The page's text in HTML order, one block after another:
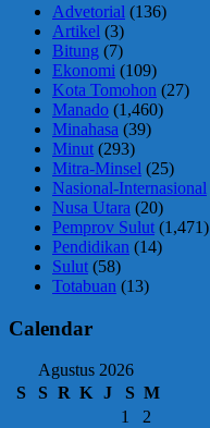
Advetorial (136)
Artikel (3)
Bitung (7)
Ekonomi (109)
Kota Tomohon (27)
Manado (1,460)
Minahasa (39)
Minut (293)
Mitra-Minsel (25)
Nasional-Internasional
Nusa Utara (20)
Pemprov Sulut (1,471)
Pendidikan (14)
Sulut (58)
Totabuan (13)
Calendar
Agustus 2026
S
S R K J S M
1
2